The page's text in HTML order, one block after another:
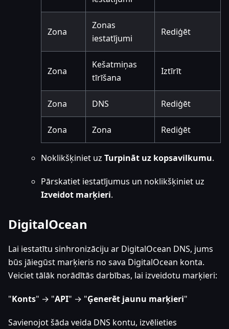
Zona
Zonas
iestatījumi
Rediģēt
Zona
Kešatmiņas
tīrīšana
Iztīrīt
Zona DNS Rediģēt
Zona Zona Rediģēt
Noklikšķiniet uz Turpināt uz kopsavilkumu.
Pārskatiet iestatījumus un noklikšķiniet uz
Izveidot marķieri.
DigitalOcean
Lai iestatītu sinhronizāciju ar DigitalOcean DNS, jums
būs jāiegūst marķieris no sava DigitalOcean konta.
Veiciet tālāk norādītās darbības, lai izveidotu marķieri:
"Konts" → "API" → "Ģenerēt jaunu marķieri"
Savienojot šāda veida DNS kontu, izvēlieties